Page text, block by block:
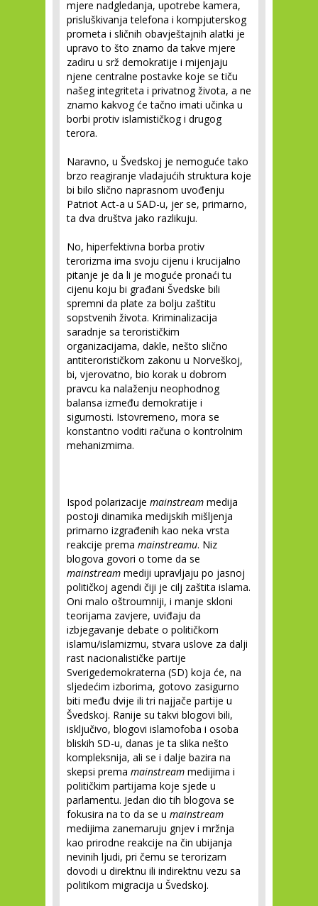
mjere nadgledanja, upotrebe kamera,
prisluškivanja telefona i kompjuterskog
prometa i sličnih obavještajnih alatki je
upravo to što znamo da takve mjere
zadiru u srž demokratije i mijenjaju
njene centralne postavke koje se tiču
našeg integriteta i privatnog života, a ne
znamo kakvog će tačno imati učinka u
borbi protiv islamističkog i drugog
terora.
Naravno, u Švedskoj je nemoguće tako
brzo reagiranje vladajućih struktura koje
bi bilo slično naprasnom uvođenju
Patriot Act-a u SAD-u, jer se, primarno,
ta dva društva jako razlikuju.
No, hiperfektivna borba protiv
terorizma ima svoju cijenu i krucijalno
pitanje je da li je moguće pronaći tu
cijenu koju bi građani Švedske bili
spremni da plate za bolju zaštitu
sopstvenih života. Kriminalizacija
saradnje sa terorističkim
organizacijama, dakle, nešto slično
antiterorističkom zakonu u Norveškoj,
bi, vjerovatno, bio korak u dobrom
pravcu ka nalaženju neophodnog
balansa između demokratije i
sigurnosti. Istovremeno, mora se
konstantno voditi računa o kontrolnim
mehanizmima.
Ispod polarizacije mainstream medija
postoji dinamika medijskih mišljenja
primarno izgrađenih kao neka vrsta
reakcije prema mainstreamu. Niz
blogova govori o tome da se
mainstream mediji upravljaju po jasnoj
političkoj agendi čiji je cilj zaštita islama.
Oni malo oštroumniji, i manje skloni
teorijama zavjere, uviđaju da
izbjegavanje debate o političkom
islamu/islamizmu, stvara uslove za dalji
rast nacionalističke partije
Sverigedemokraterna (SD) koja će, na
sljedećim izborima, gotovo zasigurno
biti među dvije ili tri najjače partije u
Švedskoj. Ranije su takvi blogovi bili,
isključivo, blogovi islamofoba i osoba
bliskih SD-u, danas je ta slika nešto
kompleksnija, ali se i dalje bazira na
skepsi prema mainstream medijima i
političkim partijama koje sjede u
parlamentu. Jedan dio tih blogova se
fokusira na to da se u mainstream
medijima zanemaruju gnjev i mržnja
kao prirodne reakcije na čin ubijanja
nevinih ljudi, pri čemu se terorizam
dovodi u direktnu ili indirektnu vezu sa
politikom migracija u Švedskoj.